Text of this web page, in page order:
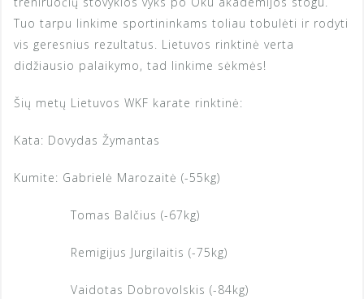
Tuo tarpu linkime sportininkams toliau tobulėti ir rodyti
vis geresnius rezultatus. Lietuvos rinktinė verta
didžiausio palaikymo, tad linkime sėkmės!
Šių metų Lietuvos WKF karate rinktinė:
Kata: Dovydas Žymantas
Kumite: Gabrielė Marozaitė (-55kg)
Tomas Balčius (-67kg)
Remigijus Jurgilaitis (-75kg)
Vaidotas Dobrovolskis (-84kg)